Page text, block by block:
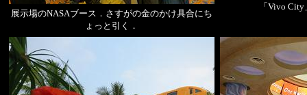
展示場のNASAブース．さすがの金のかけ具合にち
ょっと引く．
「Vivo